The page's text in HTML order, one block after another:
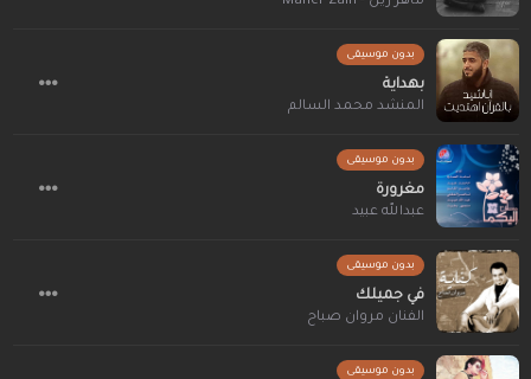
بدون موسيقى
بهداية
المنشد محمد السالم
بدون موسيقى
مغرورة
عبدالله عبيد
بدون موسيقى
في جميلك
الفنان مروان صباح
بدون موسيقى